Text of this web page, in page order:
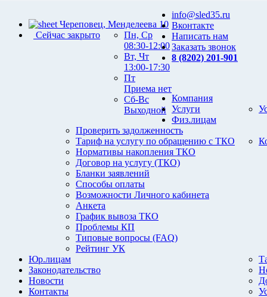
Череповец, Менделеева 10
Сейчас закрыто
Пн, Ср
08:30-12:00
Вт, Чт
13:00-17:30
Пт
Приема нет
Сб-Вс
Выходной
info@sled35.ru
Вконтакте
Написать нам
Заказать звонок
8 (8202) 201-901
Компания
Услуги
Физ.лицам
Проверить задолженность
Тариф на услугу по обращению с ТКО
Нормативы накопления ТКО
Договор на услугу (ТКО)
Бланки заявлений
Способы оплаты
Возможности Личного кабинета
Анкета
График вывоза ТКО
Проблемы КП
Типовые вопросы (FAQ)
Рейтинг УК
Юр.лицам
Законодательство
Новости
Контакты